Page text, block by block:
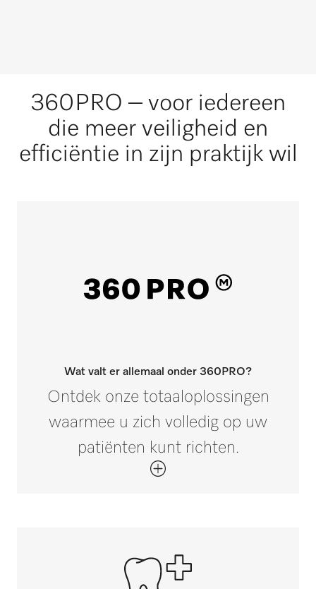
360PRO – voor iedereen
die meer veiligheid en
efficiëntie in zijn praktijk wil
Wat valt er allemaal onder 360PRO?
Ontdek onze totaaloplossingen
waarmee u zich volledig op uw
patiënten kunt richten.